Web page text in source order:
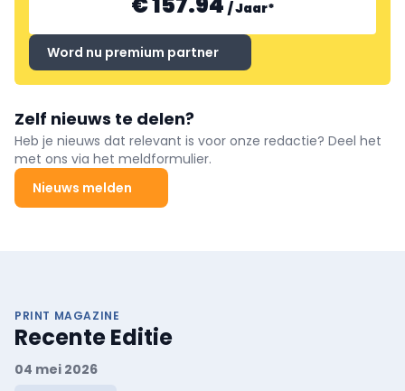
/Jaar*
Word nu premium partner
Zelf nieuws te delen?
Heb je nieuws dat relevant is voor onze redactie? Deel het
met ons via het meldformulier.
Nieuws melden
PRINT MAGAZINE
Recente Editie
04 mei 2026